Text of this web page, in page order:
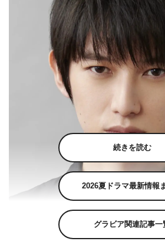
続きを読む
2026夏ドラマ最新情報
グラビア関連記事一